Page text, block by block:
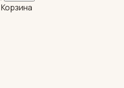
Корзина